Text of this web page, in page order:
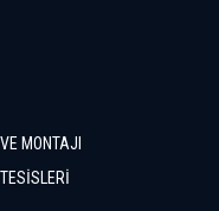
MONTAJI